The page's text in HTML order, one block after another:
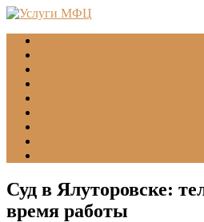
Суд в Ялуторовске:
время работы